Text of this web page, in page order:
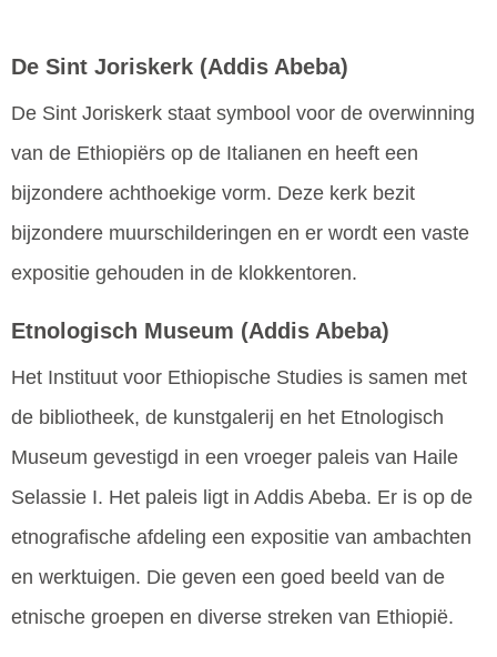
De Sint Joriskerk (Addis Abeba)
De Sint Joriskerk staat symbool voor de overwinning
van de Ethiopiërs op de Italianen en heeft een
bijzondere achthoekige vorm. Deze kerk bezit
bijzondere muurschilderingen en er wordt een vaste
expositie gehouden in de klokkentoren.
Etnologisch Museum (Addis Abeba)
Het Instituut voor Ethiopische Studies is samen met
de bibliotheek, de kunstgalerij en het Etnologisch
Museum gevestigd in een vroeger paleis van Haile
Selassie I. Het paleis ligt in Addis Abeba. Er is op de
etnografische afdeling een expositie van ambachten
en werktuigen. Die geven een goed beeld van de
etnische groepen en diverse streken van Ethiopië.